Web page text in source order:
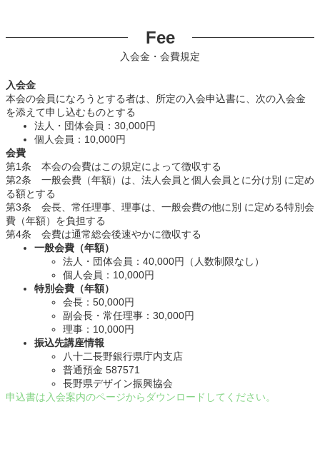
Fee
入会金・会費規定
入会金
本会の会員になろうとする者は、所定の入会申込書に、次の入会金
を添えて申し込むものとする
法人・団体会員：30,000円
個人会員：10,000円
会費
第1条 本会の会費はこの規定によって徴収する
第2条 一般会費（年額）は、法人会員と個人会員とに分け別 に定め
る額とする
第3条 会長、常任理事、理事は、一般会費の他に別 に定める特別会
費（年額）を負担する
第4条 会費は通常総会後速やかに徴収する
一般会費（年額）
法人・団体会員：40,000円（人数制限なし）
個人会員：10,000円
特別会費（年額）
会長：50,000円
副会長・常任理事：30,000円
理事：10,000円
振込先講座情報
八十二長野銀行県庁内支店
普通預金 587571
長野県デザイン振興協会
申込書は入会案内のページからダウンロードしてください。